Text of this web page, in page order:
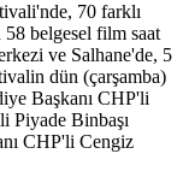
70 farklı
58 belgesel film saat
ve Salhane'de, 5
dün (çarşamba)
Başkanı CHP'li
Piyade Binbaşı
CHP'li Cengiz